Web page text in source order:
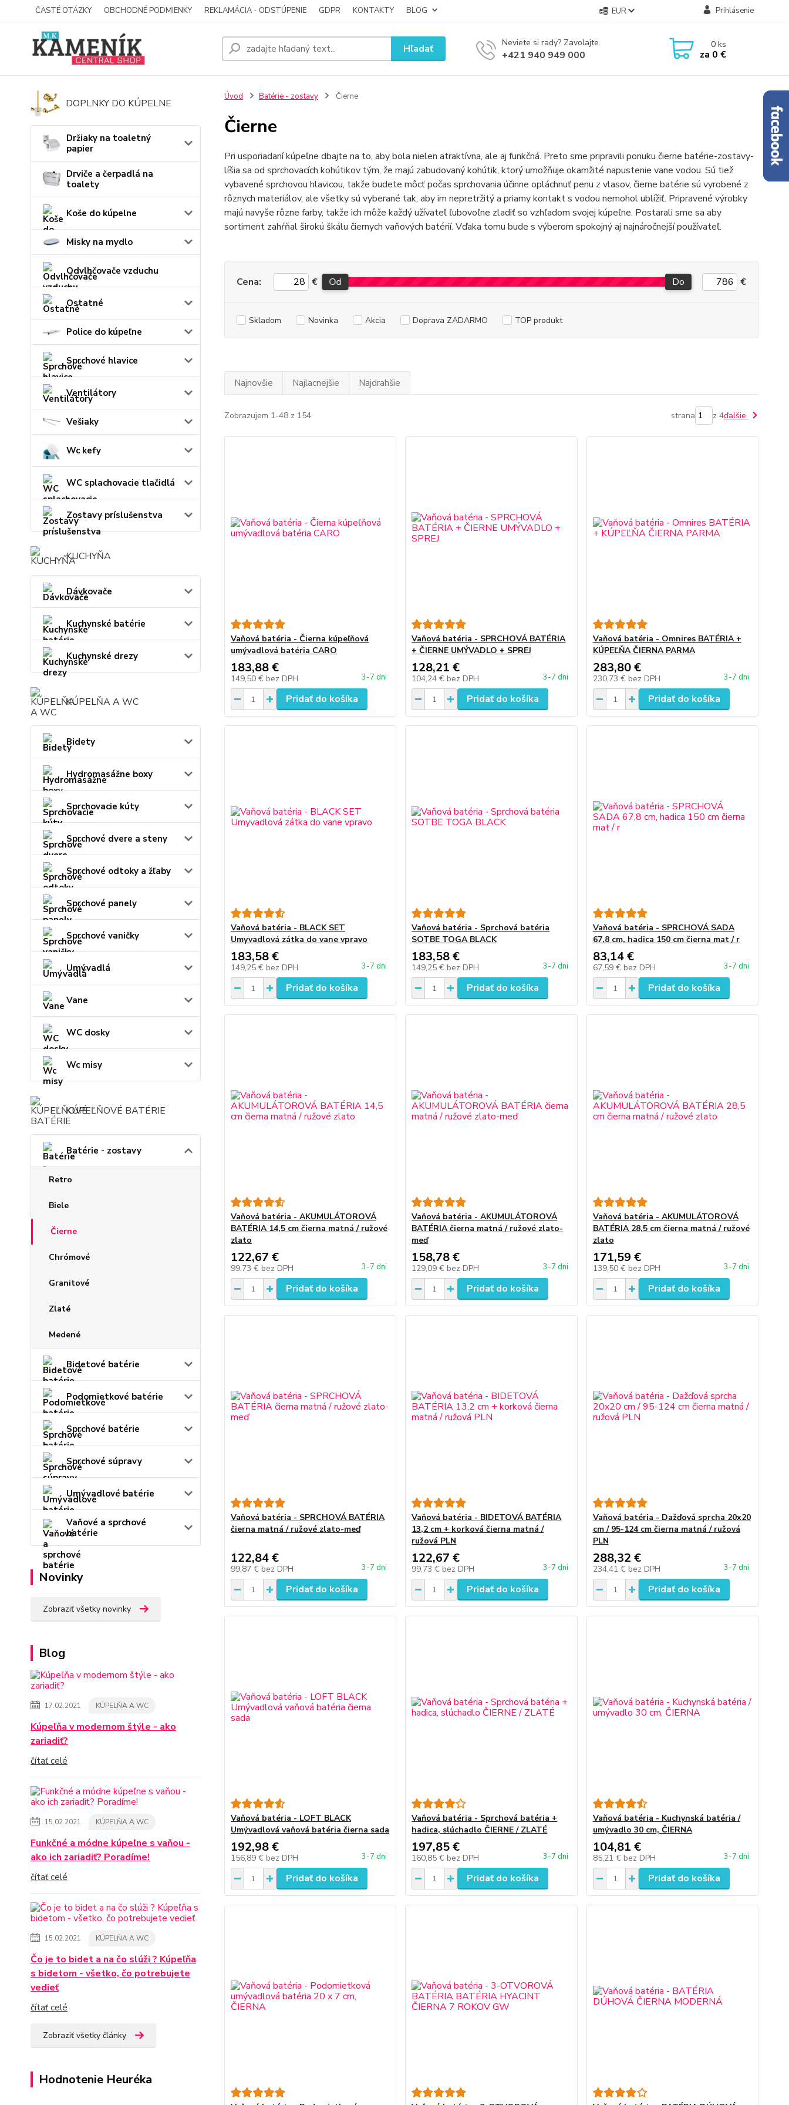
ČASTÉ OTÁZKY OBCHODNÉ PODMIENKY REKLAMÁCIA - ODSTÚPENIE GDPR KONTAKTY BLOG EUR Prihlásenie
Hľadať Neviete si rady? Zavolajte.
+421 940 949 000
0ks
za 0 €
DOPLNKY DO KÚPELNE
Držiaky na toaletný
papier
Drviče a čerpadlá na
toalety
Koše do kúpelne
Misky na mydlo
Odvlhčovače vzduchu
Ostatné
Police do kúpeľne
Sprchové hlavice
Ventilátory
Vešiaky
Wc kefy
WC splachovacie tlačidlá
Zostavy príslušenstva
KUCHYŇA
Dávkovače
Kuchynské batérie
Kuchynské drezy
KÚPELŇA A WC
Bidety
Hydromasážne boxy
Sprchovacie kúty
Sprchové dvere a steny
Sprchové odtoky a žľaby
Sprchové panely
Sprchové vaničky
Umývadlá
Vane
WC dosky
Wc misy
KÚPEĽŇOVÉ BATÉRIE
Batérie - zostavy
Retro
Biele
Čierne
Chrómové
Granitové
Zlaté
Medené
Bidetové batérie
Podomietkové batérie
Sprchové batérie
Sprchové súpravy
Umývadlové batérie
Vaňové a sprchové
batérie
Novinky
Zobraziť všetky novinky
Blog
17.02.2021 KÚPELŇA A WC
Kúpeľňa v modernom štýle - ako
zariadiť?
čítať celé
15.02.2021 KÚPELŇA A WC
Funkčné a módne kúpeľne s vaňou -
ako ich zariadiť? Poradíme!
čítať celé
15.02.2021 KÚPELŇA A WC
Čo je to bidet a na čo slúži ? Kúpeľňa
s bidetom - všetko, čo potrebujete
vedieť
čítať celé
Zobraziť všetky články
Hodnotenie Heuréka
Úvod Batérie - zostavy Čierne
Čierne
Pri usporiadaní kúpeľne dbajte na to, aby bola nielen atraktívna, ale aj funkčná. Preto sme pripravili ponuku čierne batérie-zostavy-
líšia sa od sprchovacích kohútikov tým, že majú zabudovaný kohútik, ktorý umožňuje okamžité napustenie vane vodou. Sú tiež
vybavené sprchovou hlavicou, takže budete môcť počas sprchovania účinne opláchnuť penu z vlasov, čierne batérie sú vyrobené z
rôznych materiálov, ale všetky sú vyberané tak, aby im nepretržitý a priamy kontakt s vodou nemohol ublížiť. Pripravené výrobky
majú navyše rôzne farby, takže ich môže každý užívateľ ľubovoľne zladiť so vzhľadom svojej kúpeľne. Postarali sme sa aby
sortiment zahŕňal širokú škálu čiernych vaňových batérií. Vďaka tomu bude s výberom spokojný aj najnáročnejší používateľ.
Cena: € Od Do €
Skladom Novinka Akcia Doprava ZADARMO TOP produkt
Najnovšie Najlacnejšie Najdrahšie
Zobrazujem 1-48 z 154 strana z 4ďalšie
Vaňová batéria - Čierna kúpeľňová
umývadlová batéria CARO
183,88 €
149,50 € bez DPH 3-7 dni
Pridať do košíka
Vaňová batéria - SPRCHOVÁ BATÉRIA
+ ČIERNE UMÝVADLO + SPREJ
128,21 €
104,24 € bez DPH 3-7 dni
Pridať do košíka
Vaňová batéria - Omnires BATÉRIA +
KÚPEĽŇA ČIERNA PARMA
283,80 €
230,73 € bez DPH 3-7 dni
Pridať do košíka
Vaňová batéria - BLACK SET
Umyvadlová zátka do vane vpravo
183,58 €
149,25 € bez DPH 3-7 dni
Pridať do košíka
Vaňová batéria - Sprchová batéria
SOTBE TOGA BLACK
183,58 €
149,25 € bez DPH 3-7 dni
Pridať do košíka
Vaňová batéria - SPRCHOVÁ SADA
67,8 cm, hadica 150 cm čierna mat / r
83,14 €
67,59 € bez DPH 3-7 dni
Pridať do košíka
Vaňová batéria - AKUMULÁTOROVÁ
BATÉRIA 14,5 cm čierna matná / ružové
zlato
122,67 €
99,73 € bez DPH 3-7 dni
Pridať do košíka
Vaňová batéria - AKUMULÁTOROVÁ
BATÉRIA čierna matná / ružové zlato-
meď
158,78 €
129,09 € bez DPH 3-7 dni
Pridať do košíka
Vaňová batéria - AKUMULÁTOROVÁ
BATÉRIA 28,5 cm čierna matná / ružové
zlato
171,59 €
139,50 € bez DPH 3-7 dni
Pridať do košíka
Vaňová batéria - SPRCHOVÁ BATÉRIA
čierna matná / ružové zlato-meď
122,84 €
99,87 € bez DPH 3-7 dni
Pridať do košíka
Vaňová batéria - BIDETOVÁ BATÉRIA
13,2 cm + korková čierna matná /
ružová PLN
122,67 €
99,73 € bez DPH 3-7 dni
Pridať do košíka
Vaňová batéria - Dažďová sprcha 20x20
cm / 95-124 cm čierna matná / ružová
PLN
288,32 €
234,41 € bez DPH 3-7 dni
Pridať do košíka
Vaňová batéria - LOFT BLACK
Umývadlová vaňová batéria čierna sada
192,98 €
156,89 € bez DPH 3-7 dni
Pridať do košíka
Vaňová batéria - Sprchová batéria +
hadica, slúchadlo ČIERNE / ZLATÉ
197,85 €
160,85 € bez DPH 3-7 dni
Pridať do košíka
Vaňová batéria - Kuchynská batéria /
umývadlo 30 cm, ČIERNA
104,81 €
85,21 € bez DPH 3-7 dni
Pridať do košíka